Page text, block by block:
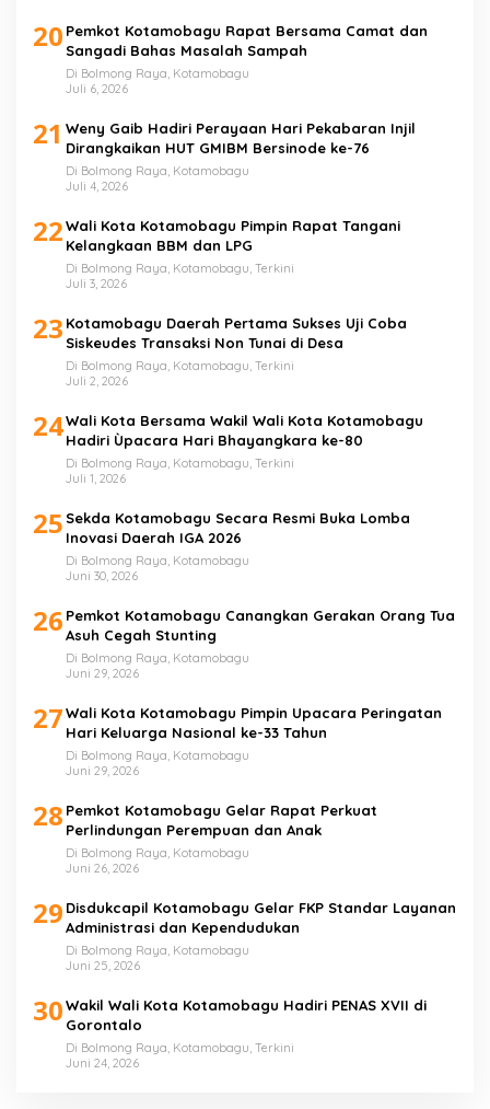
20 Pemkot Kotamobagu Rapat Bersama Camat dan
Sangadi Bahas Masalah Sampah
Di Bolmong Raya, Kotamobagu
Juli 6, 2026
21 Weny Gaib Hadiri Perayaan Hari Pekabaran Injil
Dirangkaikan HUT GMIBM Bersinode ke-76
Di Bolmong Raya, Kotamobagu
Juli 4, 2026
22Wali Kota Kotamobagu Pimpin Rapat Tangani
Kelangkaan BBM dan LPG
Di Bolmong Raya, Kotamobagu, Terkini
Juli 3, 2026
23 Kotamobagu Daerah Pertama Sukses Uji Coba
Siskeudes Transaksi Non Tunai di Desa
Di Bolmong Raya, Kotamobagu, Terkini
Juli 2, 2026
24Wali Kota Bersama Wakil Wali Kota Kotamobagu
Hadiri Ùpacara Hari Bhayangkara ke-80
Di Bolmong Raya, Kotamobagu, Terkini
Juli 1, 2026
25 Sekda Kotamobagu Secara Resmi Buka Lomba
Inovasi Daerah IGA 2026
Di Bolmong Raya, Kotamobagu
Juni 30, 2026
26 Pemkot Kotamobagu Canangkan Gerakan Orang Tua
Asuh Cegah Stunting
Di Bolmong Raya, Kotamobagu
Juni 29, 2026
27Wali Kota Kotamobagu Pimpin Upacara Peringatan
Hari Keluarga Nasional ke-33 Tahun
Di Bolmong Raya, Kotamobagu
Juni 29, 2026
28 Pemkot Kotamobagu Gelar Rapat Perkuat
Perlindungan Perempuan dan Anak
Di Bolmong Raya, Kotamobagu
Juni 26, 2026
29 Disdukcapil Kotamobagu Gelar FKP Standar Layanan
Administrasi dan Kependudukan
Di Bolmong Raya, Kotamobagu
Juni 25, 2026
30Wakil Wali Kota Kotamobagu Hadiri PENAS XVII di
Gorontalo
Di Bolmong Raya, Kotamobagu, Terkini
Juni 24, 2026